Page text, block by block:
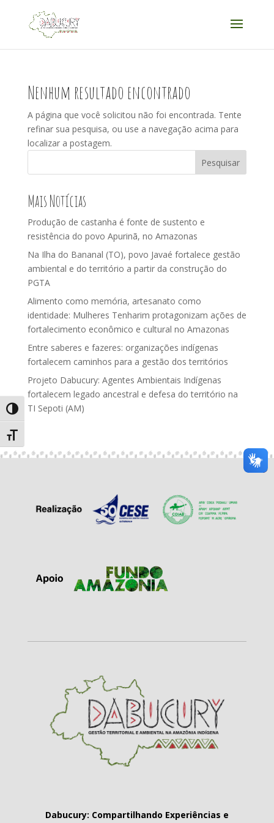
conteúdo
navegação
Alternar alto contraste
Alternar tamanho da fonte
Nenhum resultado encontrado
A página que você solicitou não foi encontrada. Tente
refinar sua pesquisa, ou use a navegação acima para
localizar a postagem.
Pesquisar
Mais Notícias
Produção de castanha é fonte de sustento e
resistência do povo Apurinã, no Amazonas
Na Ilha do Bananal (TO), povo Javaé fortalece gestão
ambiental e do território a partir da construção do
PGTA
Alimento como memória, artesanato como
identidade: Mulheres Tenharim protagonizam ações de
fortalecimento econômico e cultural no Amazonas
Entre saberes e fazeres: organizações indígenas
fortalecem caminhos para a gestão dos territórios
Projeto Dabucury: Agentes Ambientais Indígenas
fortalecem legado ancestral e defesa do território na
TI Sepoti (AM)
Dabucury: Compartilhando Experiências e